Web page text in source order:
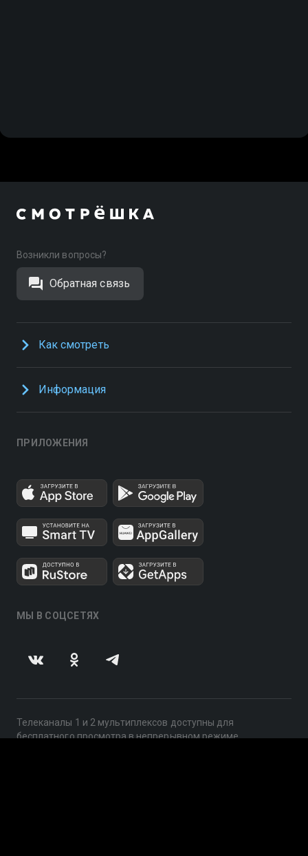
Возникли вопросы?
Обратная связь
Как смотреть
Информация
ПРИЛОЖЕНИЯ
МЫ В СОЦСЕТЯХ
Телеканалы 1 и 2 мультиплексов доступны для
бесплатного просмотра в непрерывном режиме,